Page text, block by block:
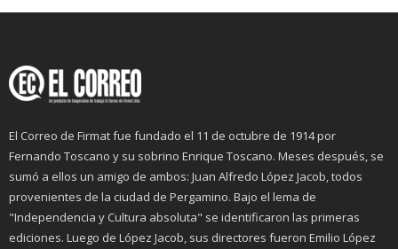
El Correo de Firmat fue fundado el 11 de octubre de 1914 por
Fernando Toscano y su sobrino Enrique Toscano. Meses después, se
sumó a ellos un amigo de ambos: Juan Alfredo López Jacob, todos
provenientes de la ciudad de Pergamino. Bajo el lema de
"Independencia y Cultura absoluta" se identificaron las primeras
ediciones. Luego de López Jacob, sus directores fueron Emilio López